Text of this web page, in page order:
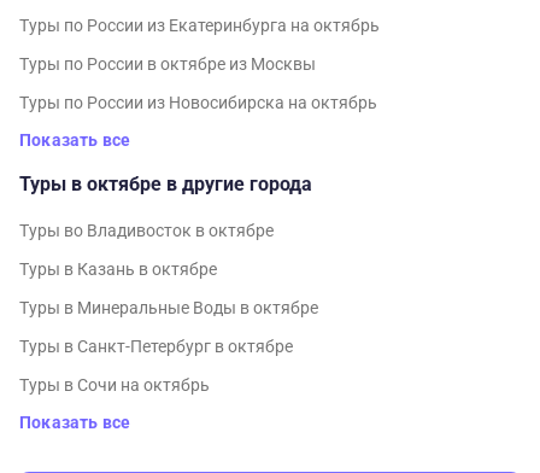
Туры по России из Екатеринбурга на октябрь
Туры по России в октябре из Москвы
Туры по России из Новосибирска на октябрь
Показать все
Туры в октябре в другие города
Туры во Владивосток в октябре
Туры в Казань в октябре
Туры в Минеральные Воды в октябре
Туры в Санкт-Петербург в октябре
Туры в Сочи на октябрь
Показать все